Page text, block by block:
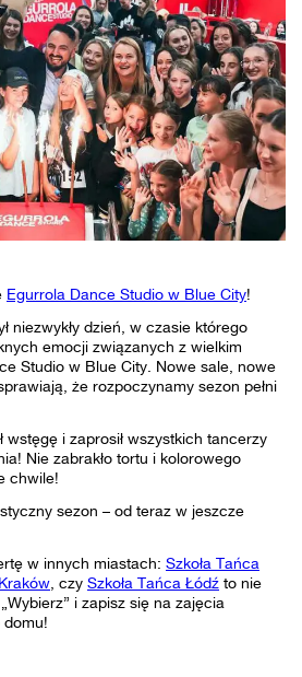
Egurrola Dance Studio w Blue City!
niezwykły dzień, w czasie którego
emocji związanych z wielkim
Studio w Blue City. Nowe sale, nowe
że rozpoczynamy sezon pełni
wstęgę i zaprosił wszystkich tancerzy
Nie zabrakło tortu i kolorowego
chwile!
sezon – od teraz w jeszcze
w innych miastach: Szkoła Tańca
, czy Szkoła Tańca Łódź to nie
i zapisz się na zajęcia